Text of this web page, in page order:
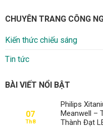
CHUYÊN TRANG CÔNG
Kiến thức chiếu sáng
Tin tức
BÀI VIẾT NỔI BẬT
07
Th8
Philips
Meanwell –
Thành Đạt